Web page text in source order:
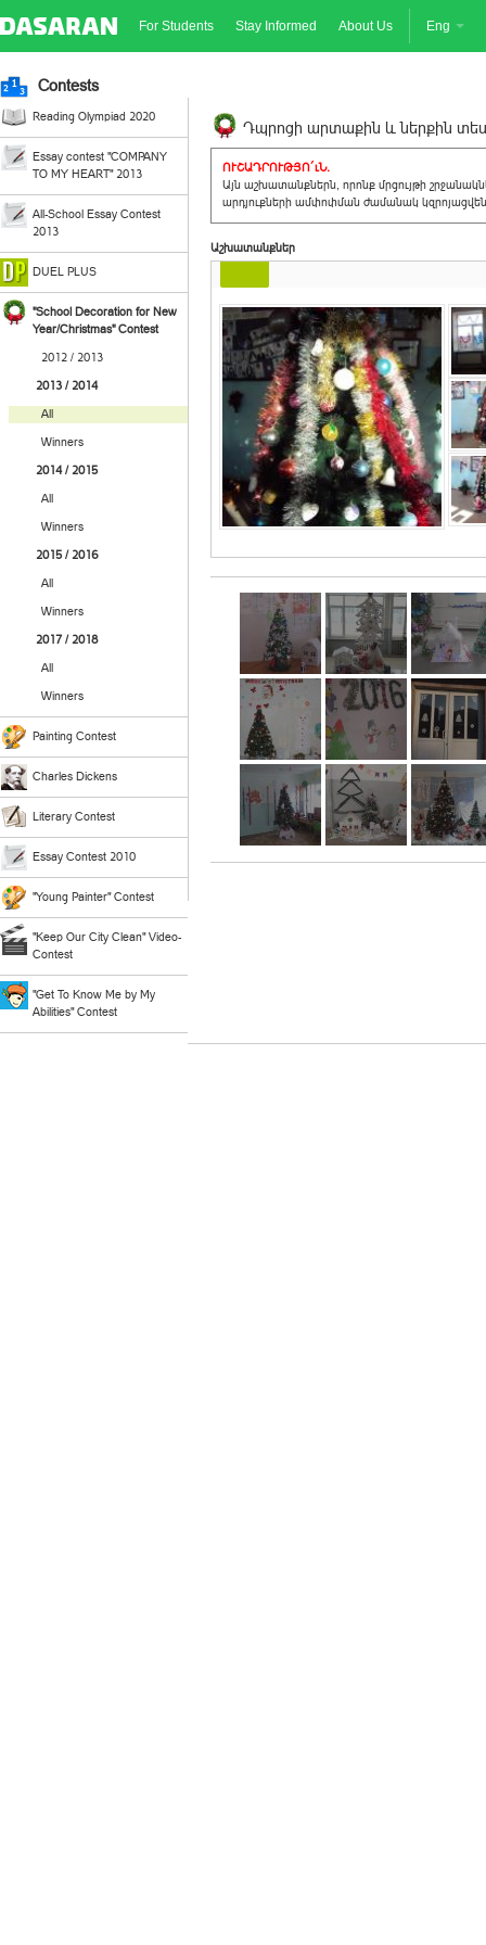
For Students Stay Informed About Us Eng
Contests
Reading Olympiad 2020
Essay contest "COMPANY
TO MY HEART" 2013
All-School Essay Contest
2013
DUEL PLUS
"School Decoration for New
Year/Christmas" Contest
2012 / 2013
2013 / 2014
All
Winners
2014 / 2015
All
Winners
2015 / 2016
All
Winners
2017 / 2018
All
Winners
Painting Contest
Charles Dickens
Literary Contest
Essay Contest 2010
"Young Painter" Contest
"Keep Our City Clean" Video-
Contest
"Get To Know Me by My
Abilities" Contest
Դպրոցի արտաքին և ներքին
ՈՒՇԱԴՐՈՒԹՅՈ´ւՆ.
Այն աշխատանքներն, որոնք մրցույթի
արդյուքների ամփոփման ժամանակ
Աշխատանքներ